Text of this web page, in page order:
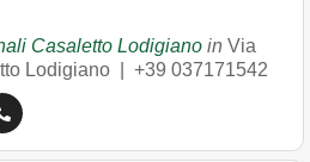
Casaletto Lodigiano in Via
Lodigiano +39 037171542